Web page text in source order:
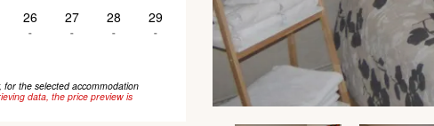
26
-
27
-
28
-
29
-
for the selected accommodation
data, the price preview is